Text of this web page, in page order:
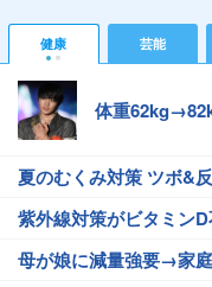
健康 芸能
体重
夏のむくみ対策 ツボ&
紫外線対策がビタミン
母が娘に減量強要→家